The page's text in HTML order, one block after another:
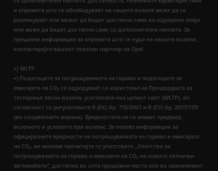
и опремата што се обезбедуваат на нашите возила може да се
разликуваат или можат да бидат достапни само во одредени земји
или може да бидат достапни само со дополнителна наплата. За
прецизни информации за опремата што се нуди на нашите возила ,
контактирајте вашиот локален партнер на Opel.
+) WLTP
+) Податоците за потрошувачката на гориво и податоците за
емисијата на CO2 се одредуваат со користење на Процедурата за
тестирање лесни возила, усогласена низ целиот свет (WLTP), во
согласност со регулативите R (EК) бр. 715/2007 и R (ЕУ) бр. 2017/1151
(во соодветните верзии). Вредностите не ги земаат предвид
возењето и условите при возење. За повеќе информации за
официјалните вредности на потрошувачката на гориво и емисијата
на CO2, ве молиме прочитајте го упатството „Упатство за
потрошувачката на гориво и емисиите на CO2 на новите патнички
автомобили“, достапно во сите продажни места или во назначениот